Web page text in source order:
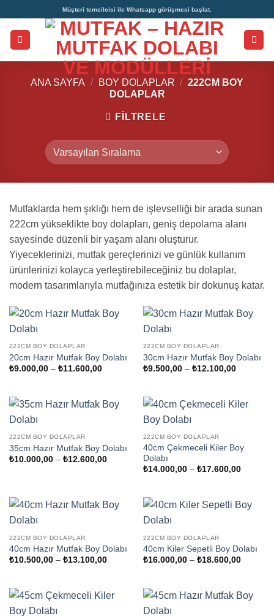
Müşteri temsilcisi ile Whatsapp görüşmesi başlat.
ANA SAYFA / BOY DOLAPLAR / 222CM BOY
DOLAPLAR
FILTRELE
Mutfaklarda hem şıklığı hem de işlevselliği bir arada sunan
222cm yükseklikte boy dolapları, geniş depolama alanı
sayesinde düzenli bir yaşam alanı oluşturur.
Yiyeceklerinizi, mutfak gereçlerinizi ve günlük kullanım
ürünlerinizi kolayca yerleştirebileceğiniz bu dolaplar,
modern tasarımlarıyla mutfağınıza estetik bir dokunuş katar.
222CM BOY DOLAPLAR
20cm Hazır Mutfak Boy Dolabı
₺9.000,00 – ₺11.600,00Fiyat
₺11.600,00
222CM BOY DOLAPLAR
30cm Hazır Mutfak Boy Dolabı
₺9.500,00 – ₺12.100,00Fiyat
222CM BOY DOLAPLAR
35cm Hazır Mutfak Boy Dolabı
₺10.000,00 – ₺12.600,00Fiyat
₺10.000,00
222CM BOY DOLAPLAR
40cm Çekmeceli Kiler Boy
Dolabı
₺14.000,00 – ₺17.600,00Fiyat
222CM BOY DOLAPLAR
40cm Hazır Mutfak Boy Dolabı
₺10.500,00 – ₺13.100,00Fiyat
₺13.100,00
222CM BOY DOLAPLAR
40cm Kiler Sepetli Boy Dolabı
₺16.000,00 – ₺18.600,00Fiyat